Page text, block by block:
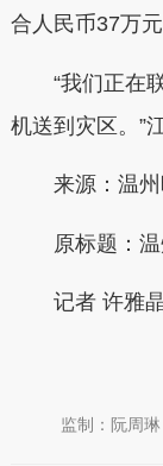
合人民币37万
“我们正在联
机送到灾区。”
来源：温州
原标题：温
记者 许雅
监制：阮周琳